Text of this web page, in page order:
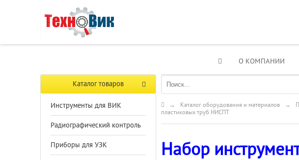
О КОМПАНИИ
Каталог товаров
Инструменты для ВИК
Радиографический контроль
Приборы для УЗК
→ Каталог оборудования и материалов →
пластиковых труб НИСПТ
Набор